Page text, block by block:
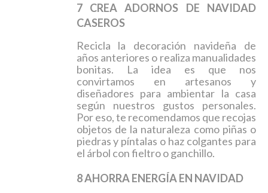
7 CREA ADORNOS DE NAVIDAD
CASEROS
Recicla la decoración navideña de
años anteriores o realiza manualidades
bonitas. La idea es que nos
convirtamos en artesanos y
diseñadores para ambientar la casa
según nuestros gustos personales.
Por eso, te recomendamos que recojas
objetos de la naturaleza como piñas o
piedras y píntalas o haz colgantes para
el árbol confieltro o ganchillo.
8 AHORRA ENERGÍA EN NAVIDAD